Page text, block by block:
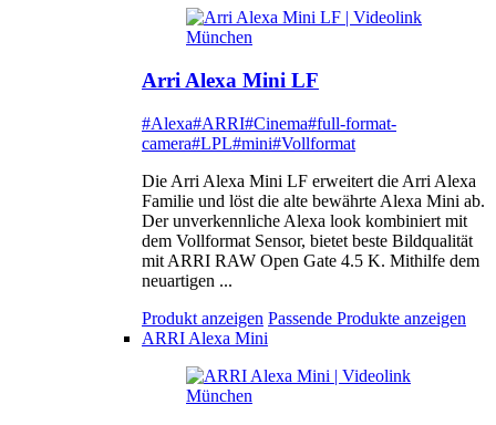
Arri Alexa Mini LF
#Alexa#ARRI#Cinema#full-format-
camera#LPL#mini#Vollformat
Die Arri Alexa Mini LF erweitert die Arri Alexa
Familie und löst die alte bewährte Alexa Mini ab.
Der unverkennliche Alexa look kombiniert mit
dem Vollformat Sensor, bietet beste Bildqualität
mit ARRI RAW Open Gate 4.5 K. Mithilfe dem
neuartigen ...
Produkt anzeigen Passende Produkte anzeigen
ARRI Alexa Mini